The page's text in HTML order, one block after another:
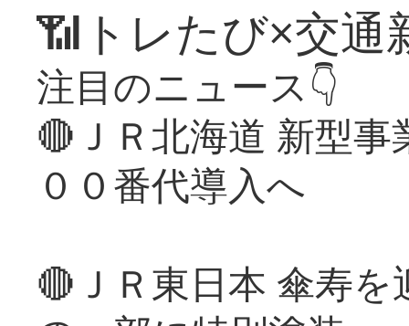
📶トレたび×交通
注目のニュース👇
🔴ＪＲ北海道 新型
００番代導入へ
🔴ＪＲ東日本 傘寿